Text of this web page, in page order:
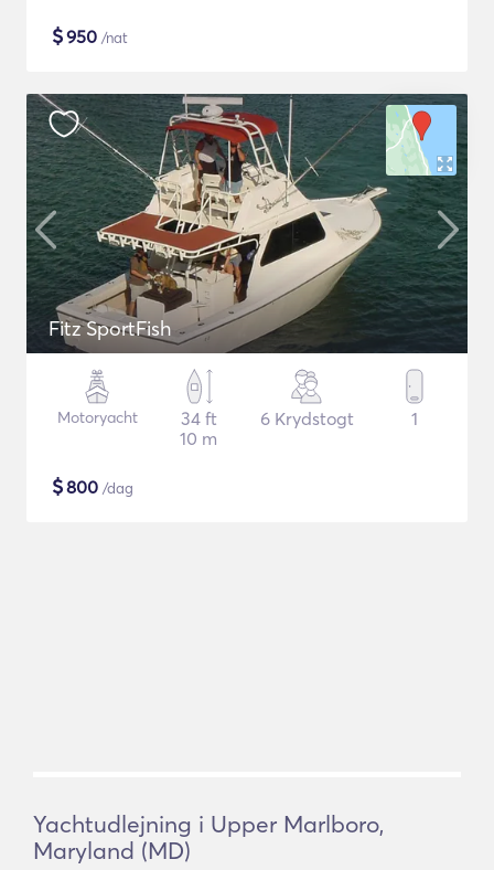
$950 /nat
Fitz SportFish
Motoryacht
34 ft
10 m
6 Krydstogt 1
$800 /dag
Yachtudlejning i Upper Marlboro,
Maryland (MD)